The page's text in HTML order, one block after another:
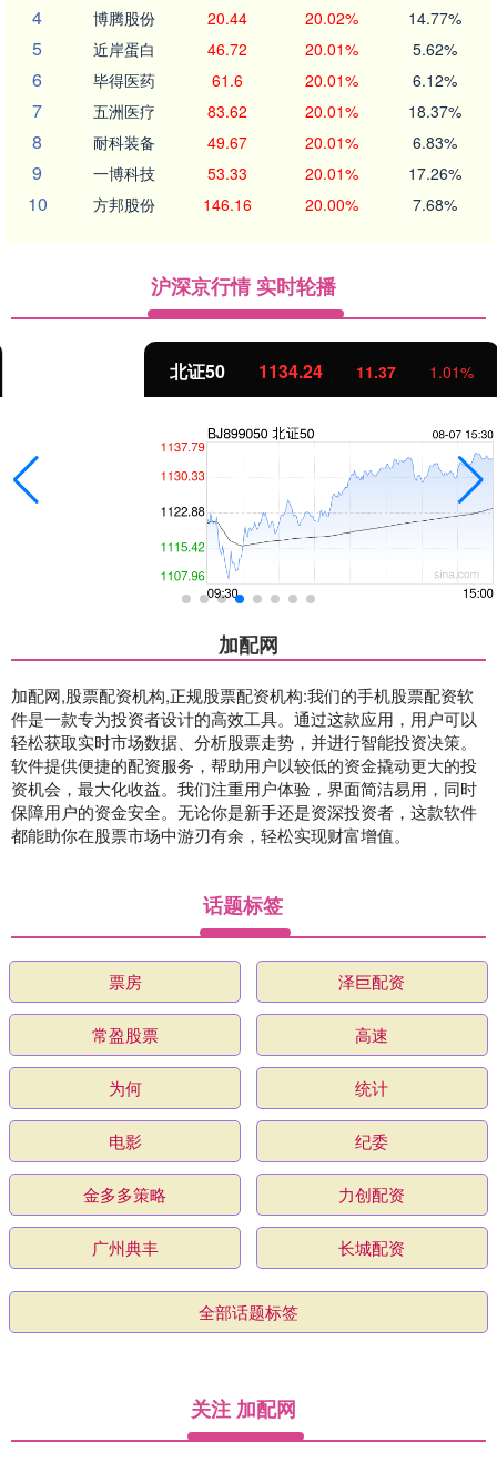
4 博腾股份 20.44 20.02% 14.77%
5 近岸蛋白 46.72 20.01% 5.62%
6 毕得医药 61.6 20.01% 6.12%
7 五洲医疗 83.62 20.01% 18.37%
8 耐科装备 49.67 20.01% 6.83%
9 一博科技 53.33 20.01% 17.26%
10 方邦股份 146.16 20.00% 7.68%
沪深京行情 实时轮播
1134.24 11.37 1.01%
加配网
加配网,股票配资机构,正规股票配资机构:我们的手机股票配资软
件是一款专为投资者设计的高效工具。通过这款应用，用户可以
轻松获取实时市场数据、分析股票走势，并进行智能投资决策。
软件提供便捷的配资服务，帮助用户以较低的资金撬动更大的投
资机会，最大化收益。我们注重用户体验，界面简洁易用，同时
保障用户的资金安全。无论你是新手还是资深投资者，这款软件
都能助你在股票市场中游刃有余，轻松实现财富增值。
话题标签
票房 泽巨配资
常盈股票 高速
为何 统计
电影 纪委
金多多策略 力创配资
广州典丰 长城配资
全部话题标签
关注 加配网